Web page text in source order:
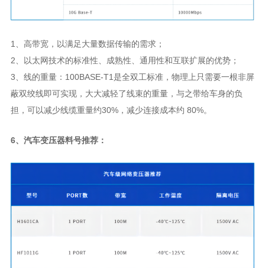
1、高带宽，以满足大量数据传输的需求；
2、以太网技术的标准性、成熟性、通用性和互联扩展的优势；
担，可以减少线缆重量约30%，减少连接成本约 80%。
6、汽车变压器料号推荐：